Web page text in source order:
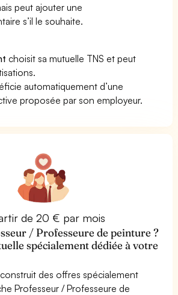
peut ajouter une
s’il le souhaite.
choisit sa mutuelle TNS et peut
automatiquement d’une
proposée par son employeur.
de 20 € par mois
/ Professeure de peinture ?
spécialement dédiée à votre
des offres spécialement
Professeur / Professeure de